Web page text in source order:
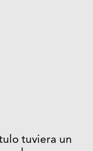
tuviera un